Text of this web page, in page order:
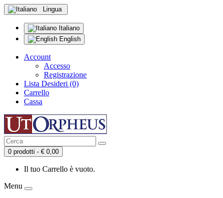
Lingua
Italiano
English
Account
Accesso
Registrazione
Lista Desideri (0)
Carrello
Cassa
0 prodotti - € 0,00
Il tuo Carrello è vuoto.
Menu